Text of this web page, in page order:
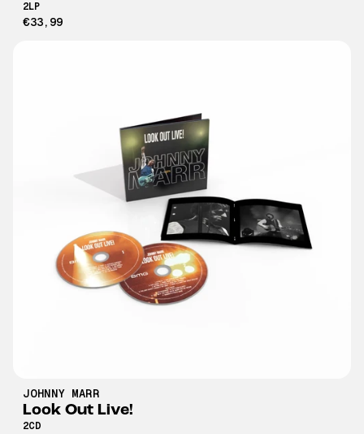
2LP
€33,99
JOHNNY MARR
Look Out Live!
2CD